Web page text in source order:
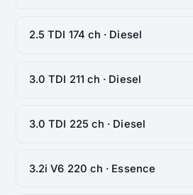
2.5 TDI 174 ch · Diesel
3.0 TDI 211 ch · Diesel
3.0 TDI 225 ch · Diesel
3.2i V6 220 ch · Essence